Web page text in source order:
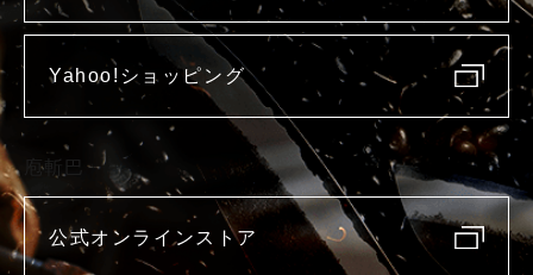
Yahoo!ショッピング
庖斬巴
公式オンラインストア